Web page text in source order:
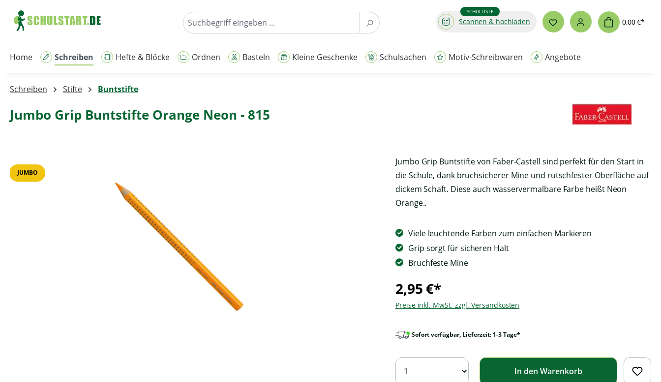
Hauptinhalt springen
Zur Suche springen
Zur Hauptnavigation springen SCHULLISTE
Scannen & hochladen 0,00 €*
Home Schreiben Hefte & Blöcke Ordnen Basteln Kleine Geschenke Schulsachen Motiv-Schreibwaren Angebote
Schreiben Stifte Buntstifte
Jumbo Grip Buntstifte Orange Neon - 815
JUMBO
Jumbo Grip Buntstifte von Faber-Castell sind perfekt für den Start in
die Schule, dank bruchsicherer Mine und rutschfester Oberfläche auf
dickem Schaft. Diese auch wasservermalbare Farbe heißt Neon
Orange..
Viele leuchtende Farben zum einfachen Markieren
Grip sorgt für sicheren Halt
Bruchfeste Mine
2,95 €*
Preise inkl. MwSt. zzgl. Versandkosten
Sofort verfügbar, Lieferzeit: 1-3 Tage*
In den Warenkorb